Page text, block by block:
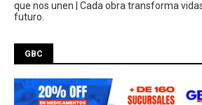
que nos unen | Cada obra transforma
futuro.
GBC